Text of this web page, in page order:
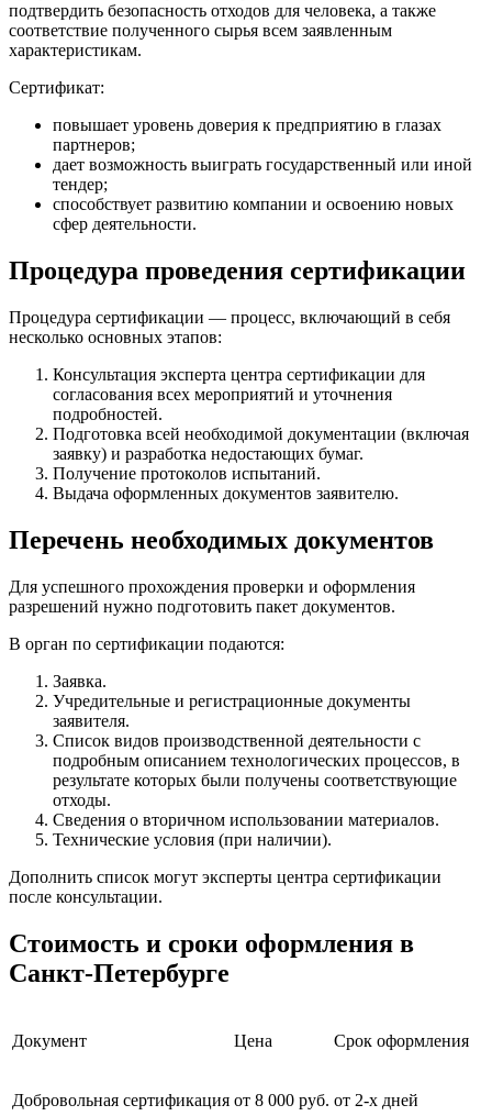
подтвердить безопасность отходов для человека, а также
соответствие полученного сырья всем заявленным
характеристикам.
Сертификат:
повышает уровень доверия к предприятию в глазах
партнеров;
дает возможность выиграть государственный или иной
тендер;
способствует развитию компании и освоению новых
сфер деятельности.
Процедура проведения сертификации
Процедура сертификации — процесс, включающий в себя
несколько основных этапов:
Консультация эксперта центра сертификации для
согласования всех мероприятий и уточнения
подробностей.
Подготовка всей необходимой документации (включая
заявку) и разработка недостающих бумаг.
Получение протоколов испытаний.
Выдача оформленных документов заявителю.
Перечень необходимых документов
Для успешного прохождения проверки и оформления
разрешений нужно подготовить пакет документов.
В орган по сертификации подаются:
Заявка.
Учредительные и регистрационные документы
заявителя.
Список видов производственной деятельности с
подробным описанием технологических процессов, в
результате которых были получены соответствующие
отходы.
Сведения о вторичном использовании материалов.
Технические условия (при наличии).
Дополнить список могут эксперты центра сертификации
после консультации.
Стоимость и сроки оформления в
Санкт-Петербурге
Документ Цена Срок оформления
Добровольная сертификация от 8 000 руб. от 2-х дней